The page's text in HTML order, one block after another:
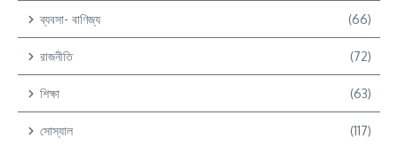
ব্যবসা- বাণিজ্য (66)
রাজনীতি (72)
শিক্ষা (63)
সোস্যাল (117)